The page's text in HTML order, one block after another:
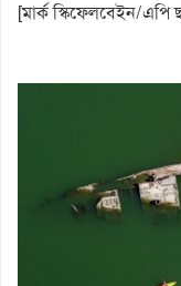
[মার্ক স্কিফেলবেইন/এপি